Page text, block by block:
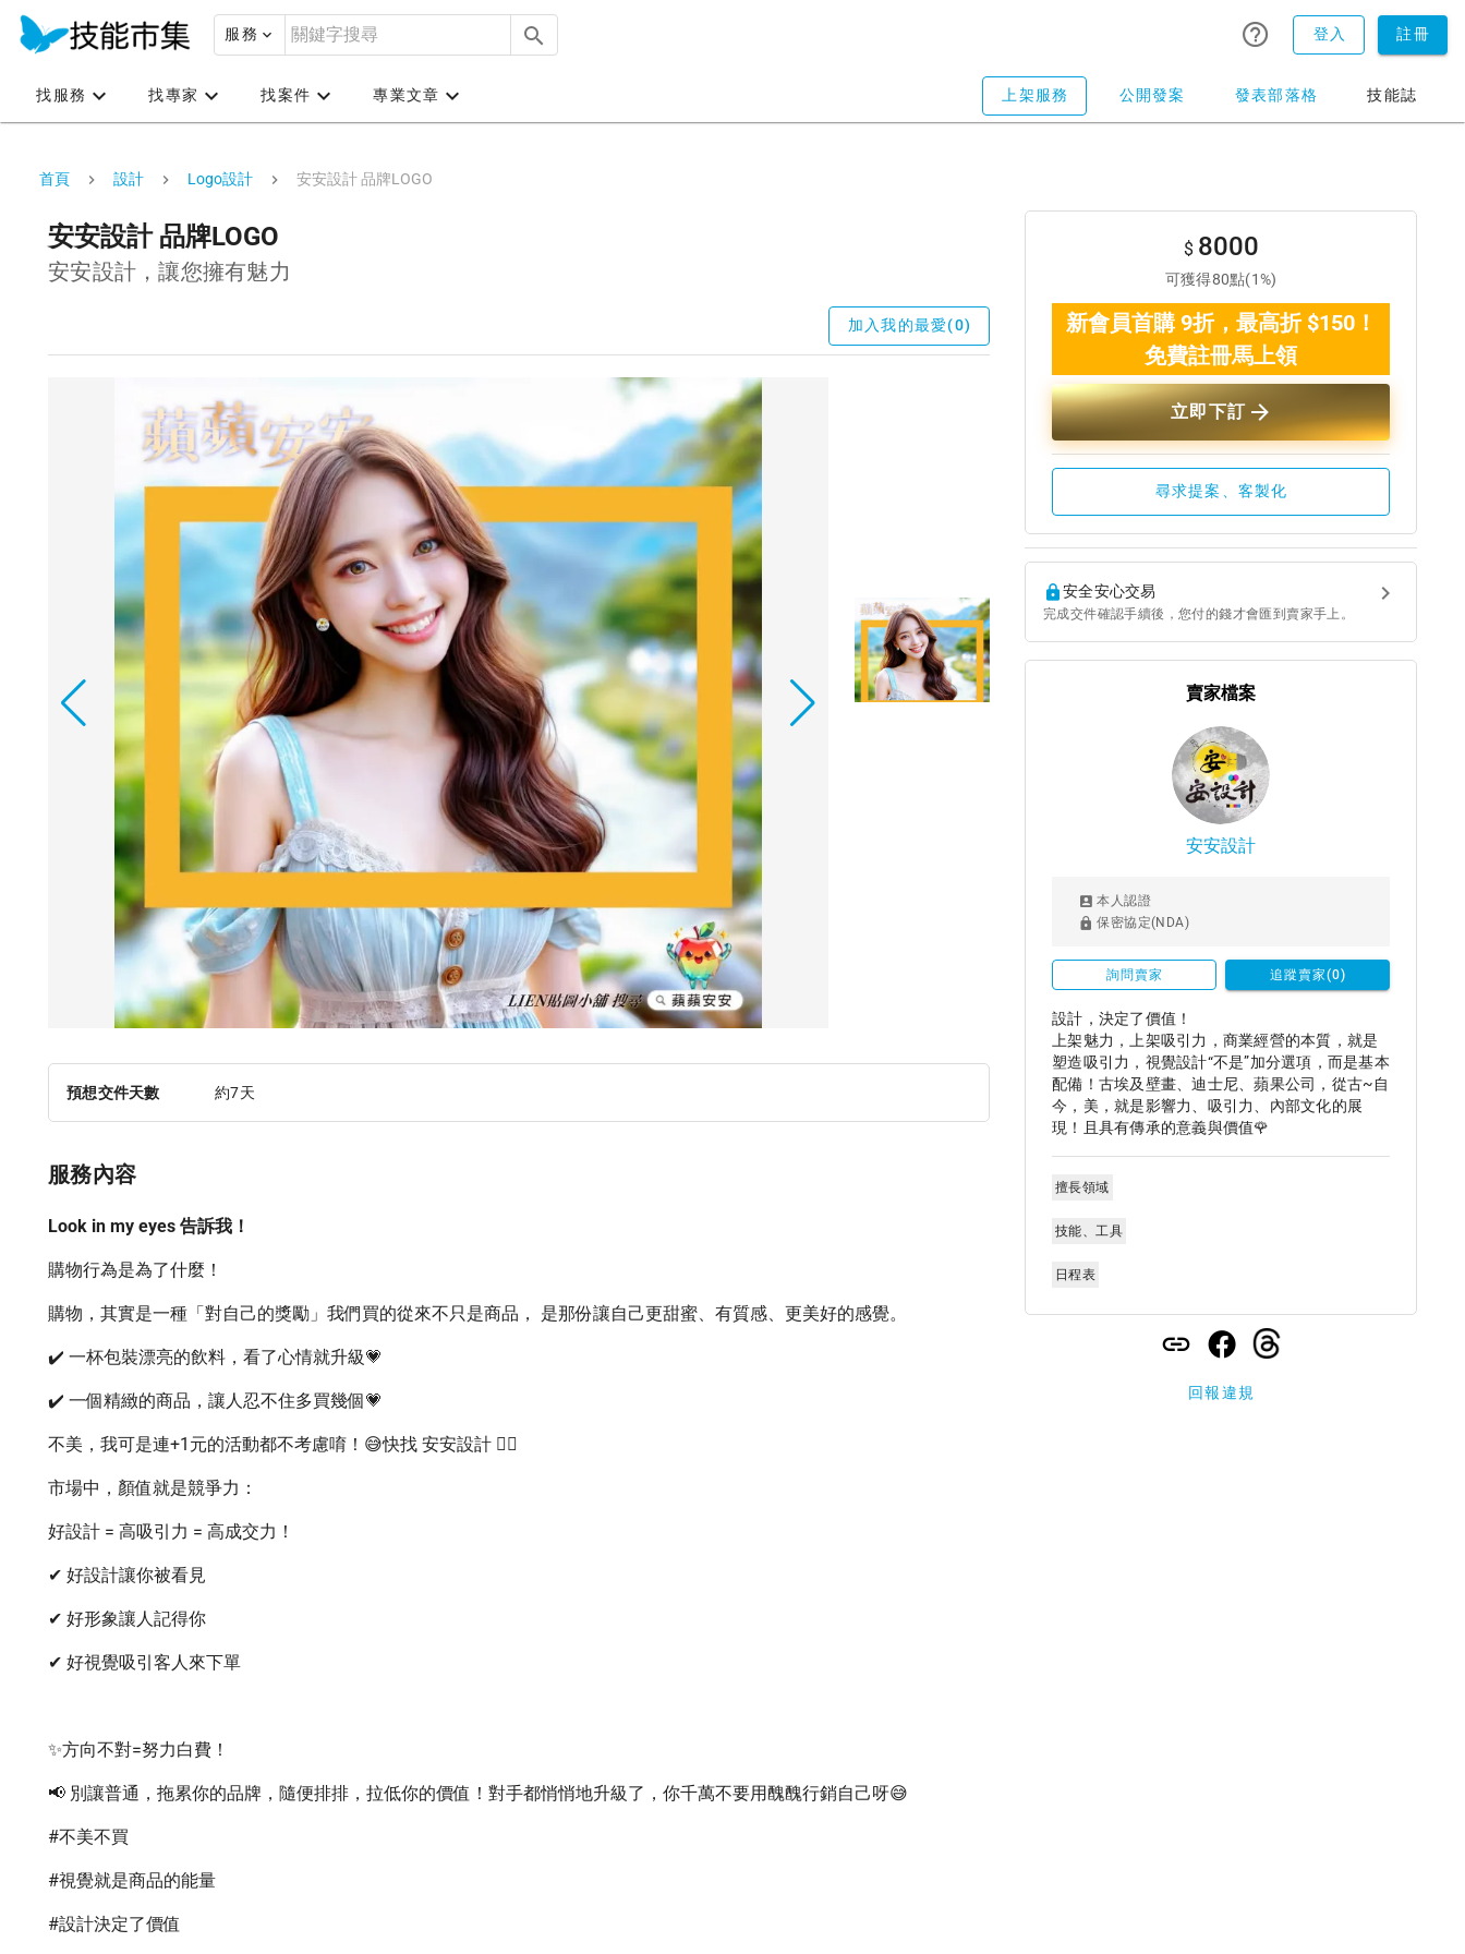
服務 登入 註冊
找服務 找專家 找案件 專業文章 上架服務 公開發案 發表部落格 技能誌
首頁 設計 Logo設計 安安設計 品牌LOGO
安安設計 品牌LOGO
安安設計，讓您擁有魅力
加入我的最愛(0)
預想交件天數 約7天
服務內容
Look in my eyes 告訴我！
購物行為是為了什麼！
購物，其實是一種「對自己的獎勵」我們買的從來不只是商品， 是那份讓自己更甜蜜、有質感、更美好的感覺。
✔️ 一杯包裝漂亮的飲料，看了心情就升級💗
✔️ 一個精緻的商品，讓人忍不住多買幾個💗
不美，我可是連+1元的活動都不考慮唷！😅快找 安安設計 👈🏻
市場中，顏值就是競爭力：
好設計 = 高吸引力 = 高成交力！
✔ 好設計讓你被看見
✔ 好形象讓人記得你
✔ 好視覺吸引客人來下單
✨方向不對=努力白費！
📢 別讓普通，拖累你的品牌，隨便排排，拉低你的價值！對手都悄悄地升級了，你千萬不要用醜醜行銷自己呀😅
#不美不買
#視覺就是商品的能量
#設計決定了價值
$ 8000
可獲得80點(1%)
新會員首購 9折，最高折 $150！
免費註冊馬上領
立即下訂
尋求提案、客製化
安全安心交易
完成交件確認手續後，您付的錢才會匯到賣家手上。
賣家檔案
安安設計
本人認證
保密協定(NDA)
詢問賣家 追蹤賣家(0)
設計，決定了價值！
上架魅力，上架吸引力，商業經營的本質，就是
塑造吸引力，視覺設計“不是”加分選項，而是基本
配備！古埃及壁畫、迪士尼、蘋果公司，從古~自
今，美，就是影響力、吸引力、內部文化的展
現！且具有傳承的意義與價值🌹
擅長領域
技能、工具
日程表
回報違規